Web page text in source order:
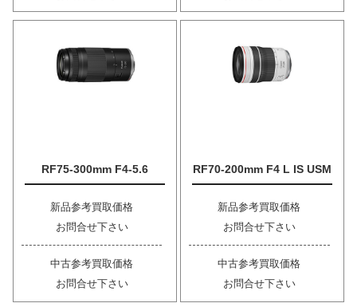
RF75-300mm F4-5.6
新品参考買取価格
お問合せ下さい
中古参考買取価格
お問合せ下さい
RF70-200mm F4 L IS USM
新品参考買取価格
お問合せ下さい
中古参考買取価格
お問合せ下さい